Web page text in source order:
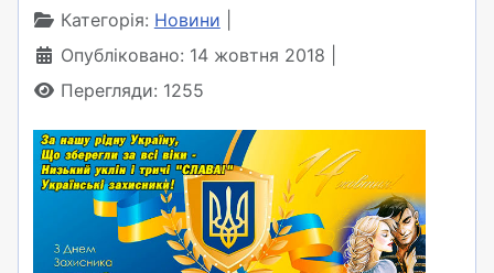
Категорія: Новини
Опубліковано: 14 жовтня 2018
Перегляди: 1255